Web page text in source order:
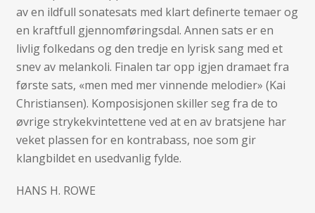
av en ildfull sonatesats med klart definerte temaer og
en kraftfull gjennomføringsdal. Annen sats er en
livlig folkedans og den tredje en lyrisk sang med et
snev av melankoli. Finalen tar opp igjen dramaet fra
første sats, «men med mer vinnende melodier» (Kai
Christiansen). Komposisjonen skiller seg fra de to
øvrige strykekvintettene ved at en av bratsjene har
veket plassen for en kontrabass, noe som gir
klangbildet en usedvanlig fylde.
HANS H. ROWE